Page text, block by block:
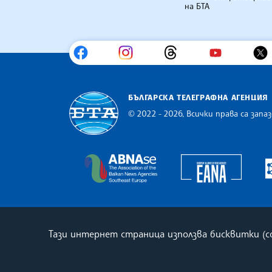
на БТА
БЪЛГАРСКА ТЕЛЕГРАФНА АГЕНЦИЯ
© 2022 - 2026, Всички права са
The Assocoation of the
Тази интернет страница използва бисквитки